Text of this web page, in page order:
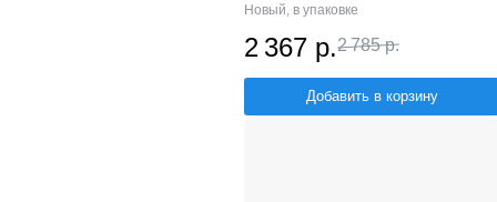
Новый, в упаковке
2 367 р.2 785 р.
Добавить в корзину